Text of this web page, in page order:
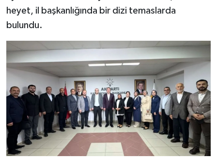
heyet, il başkanlığında bir dizi temaslarda
bulundu.
Seydiler Haberleri
Taşköprü Haberleri
Tosya Haberleri
Karadeniz Haberleri
Ulusal Haberler
Teknoloji Haberleri